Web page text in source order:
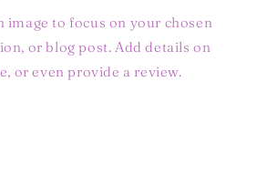
image to focus on your chosen
or blog post. Add details on
or even provide a review.